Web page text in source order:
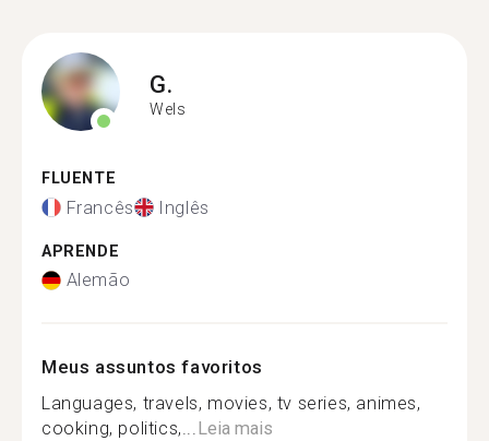
G.
Wels
FLUENTE
Francês Inglês
APRENDE
Alemão
Meus assuntos favoritos
Languages, travels, movies, tv series, animes,
cooking, politics,...Leia mais